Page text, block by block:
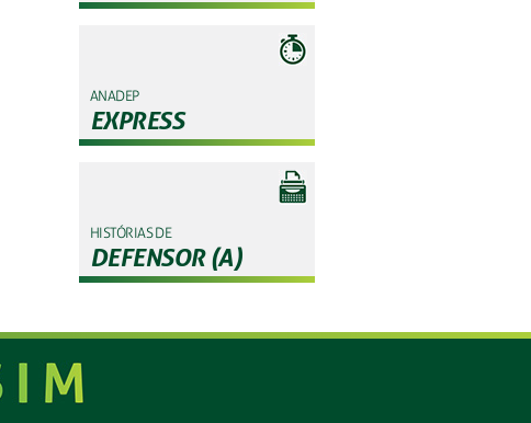
ANADEP
EXPRESS
HISTÓRIAS DE
DEFENSOR (A)